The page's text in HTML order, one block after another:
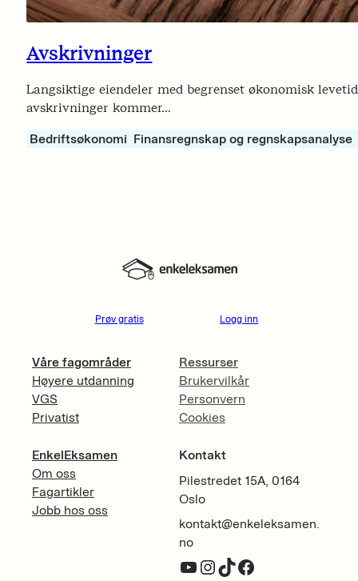
Avskrivninger
Langsiktige eiendeler med begrenset økonomisk
avskrivninger kommer…
Bedriftsøkonomi Finansregnskap og regnskapsanalyse
Prøv gratis Logg inn
Våre fagområder
Høyere utdanning
VGS
Privatist
EnkelEksamen
Om oss
Fagartikler
Jobb hos oss
Ressurser
Brukervilkår
Personvern
Cookies
Kontakt
Pilestredet 15A, 0164
Oslo
kontakt@enkeleksamen.
no
YouTube InstagramTikTok Facebook